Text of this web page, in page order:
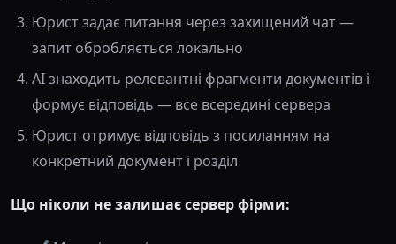
Юрист задає питання через захищений чат —
запит обробляється локально
AI знаходить релевантні фрагменти документів і
формує відповідь — все всередині сервера
Юрист отримує відповідь з посиланням на
конкретний документ і розділ
Що ніколи не залишає сервер фірми: